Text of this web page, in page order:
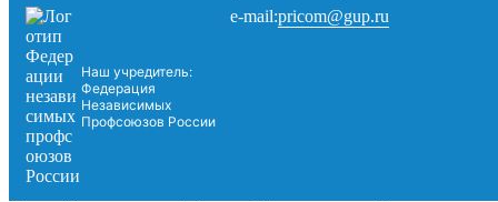
Наш учредитель:
Федерация
Независимых
Профсоюзов России
e-mail:pricom@gup.ru